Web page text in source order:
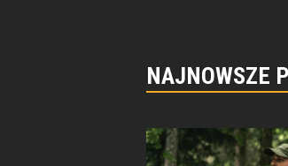
NAJNOWSZE